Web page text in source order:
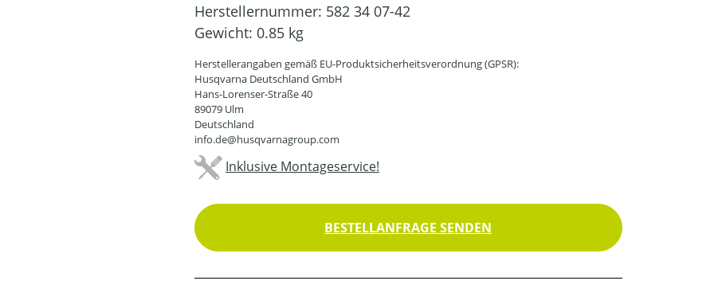
Herstellernummer: 582 34 07-42
Gewicht: 0.85 kg
Herstellerangaben gemäß EU-Produktsicherheitsverordnung (GPSR):
Husqvarna Deutschland GmbH
Hans-Lorenser-Straße 40
89079 Ulm
Deutschland
info.de@husqvarnagroup.com
Inklusive Montageservice!
BESTELLANFRAGE SENDEN